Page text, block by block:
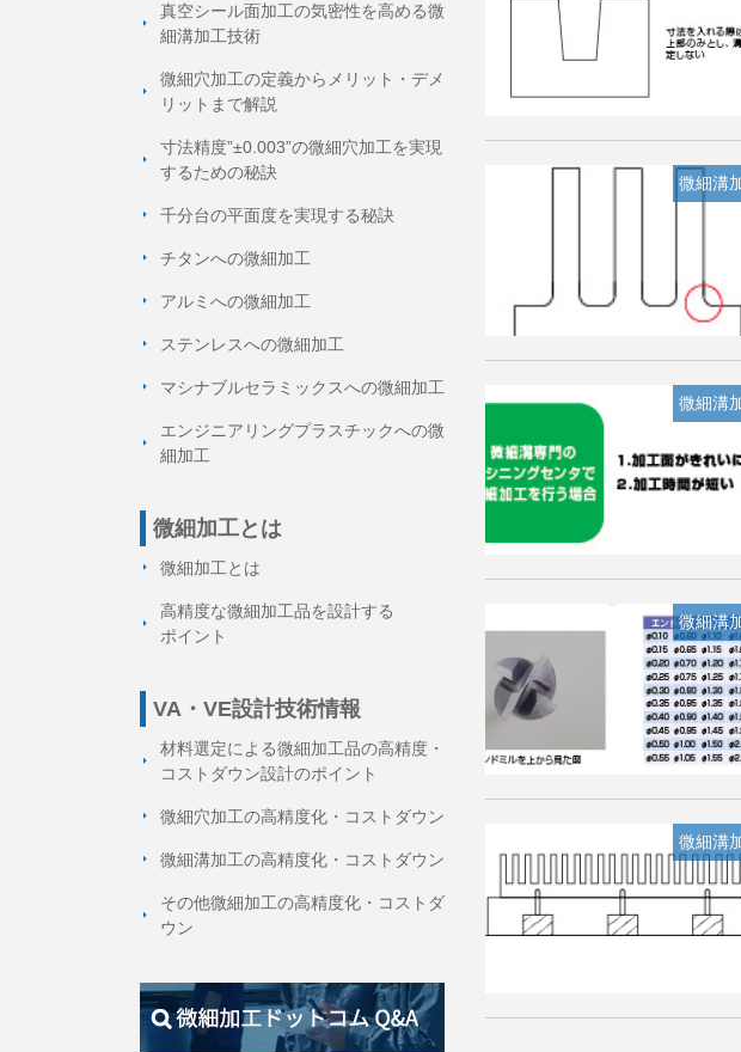
微細溝
微細溝
微細溝
微細溝
真空シール面加工の気密性を高める微
細溝加工技術
微細穴加工の定義からメリット・デメ
リットまで解説
寸法精度”±0.003”の微細穴加工を実現
するための秘訣
千分台の平面度を実現する秘訣
チタンへの微細加工
アルミへの微細加工
ステンレスへの微細加工
マシナブルセラミックスへの微細加工
エンジニアリングプラスチックへの微
細加工
微細加工とは
微細加工とは
高精度な微細加工品を設計する
ポイント
VA・VE設計技術情報
材料選定による微細加工品の高精度・
コストダウン設計のポイント
微細穴加工の高精度化・コストダウン
微細溝加工の高精度化・コストダウン
その他微細加工の高精度化・コストダ
ウン